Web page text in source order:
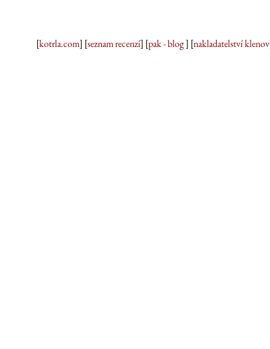
[kotrla.com] [seznam recenzí] [pak - blog] [nakladatelství klenov